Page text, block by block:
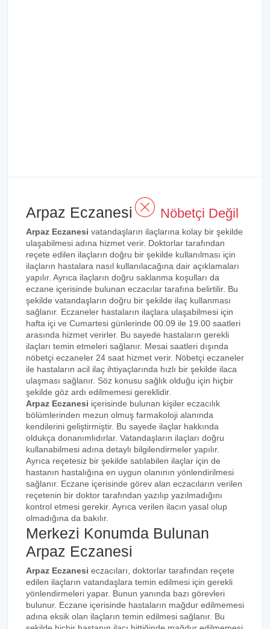
Arpaz Eczanesi Nöbetçi Değil
Arpaz Eczanesi vatandaşların ilaçlarına kolay bir şekilde
ulaşabilmesi adına hizmet verir. Doktorlar tarafından
reçete edilen ilaçların doğru bir şekilde kullanılması için
ilaçların hastalara nasıl kullanılacağına dair açıklamaları
yapılır. Ayrıca ilaçların doğru saklanma koşulları da
eczane içerisinde bulunan eczacılar tarafına belirtilir. Bu
şekilde vatandaşların doğru bir şekilde ilaç kullanması
sağlanır. Eczaneler hastaların ilaçlara ulaşabilmesi için
hafta içi ve Cumartesi günlerinde 00.09 ile 19.00 saatleri
arasında hizmet verirler. Bu sayede hastaların gerekli
ilaçları temin etmeleri sağlanır. Mesai saatleri dışında
nöbetçi eczaneler 24 saat hizmet verir. Nöbetçi eczaneler
ile hastaların acil ilaç ihtiyaçlarında hızlı bir şekilde ilaca
ulaşması sağlanır. Söz konusu sağlık olduğu için hiçbir
şekilde göz ardı edilmemesi gereklidir.
Arpaz Eczanesi içerisinde bulunan kişiler eczacılık
bölümlerinden mezun olmuş farmakoloji alanında
kendilerini geliştirmiştir. Bu sayede ilaçlar hakkında
oldukça donanımlıdırlar. Vatandaşların ilaçları doğru
kullanabilmesi adına detaylı bilgilendirmeler yapılır.
Ayrıca reçetesiz bir şekilde satılabilen ilaçlar için de
hastanın hastalığına en uygun olanının yönlendirilmesi
sağlanır. Eczane içerisinde görev alan eczacıların verilen
reçetenin bir doktor tarafından yazılıp yazılmadığını
kontrol etmesi gerekir. Ayrıca verilen ilacın yasal olup
olmadığına da bakılır.
Merkezi Konumda Bulunan
Arpaz Eczanesi
Arpaz Eczanesi eczacıları, doktorlar tarafından reçete
edilen ilaçların vatandaşlara temin edilmesi için gerekli
yönlendirmeleri yapar. Bunun yanında bazı görevleri
bulunur. Eczane içerisinde hastaların mağdur edilmemesi
adına eksik olan ilaçların temin edilmesi sağlanır. Bu